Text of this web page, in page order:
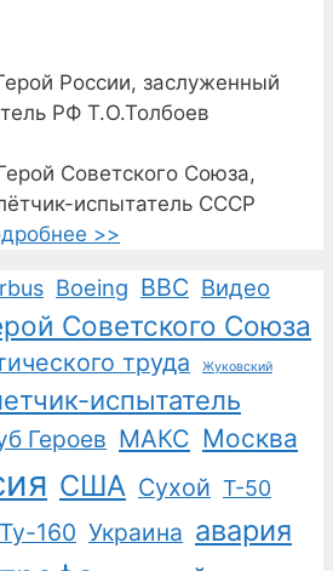
России, заслуженный
РФ Т.О.Толбоев
Советского Союза,
испытатель СССР
>>
Boeing ВВС Видео
Советского Союза
труда Жуковский
испытатель
Героев МАКС Москва
США Сухой Т-50
Ту-160 Украина авария